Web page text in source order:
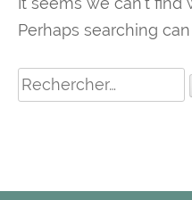
Perhaps searching
Rechercher :